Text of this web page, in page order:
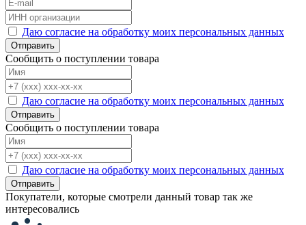
Даю согласие на обработку моих персональных данных
Отправить
Сообщить о поступлении товара
Даю согласие на обработку моих персональных данных
Отправить
Сообщить о поступлении товара
Даю согласие на обработку моих персональных данных
Отправить
Покупатели, которые смотрели данный товар так же
интересовались